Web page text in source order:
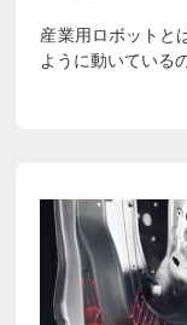
産業用ロボットと
ように動いている